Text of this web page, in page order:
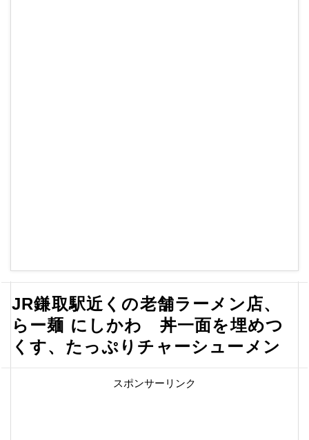
JR鎌取駅近くの老舗ラーメン店、
らー麺 にしかわ 丼一面を埋めつ
くす、たっぷりチャーシューメン
スポンサーリンク